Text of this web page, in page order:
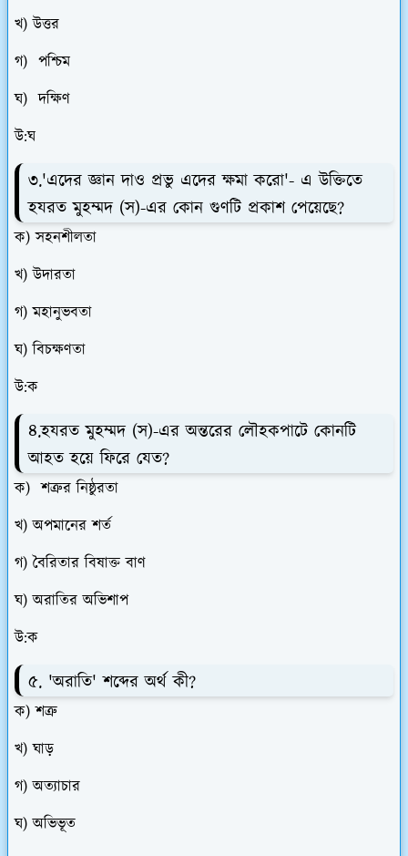
খ) উত্তর
গ) পশ্চিম
ঘ) দক্ষিণ
উ:ঘ
৩.'এদের জ্ঞান দাও প্রভু এদের ক্ষমা করো'- এ উক্তিতে
হযরত মুহম্মদ (স)-এর কোন গুণটি প্রকাশ পেয়েছে?
ক) সহনশীলতা
খ) উদারতা
গ) মহানুভবতা
ঘ) বিচক্ষণতা
উ:ক
৪.হযরত মুহম্মদ (স)-এর অন্তরের লৌহকপাটে কোনটি
আহত হয়ে ফিরে যেত?
ক) শত্রুর নিষ্ঠুরতা
খ) অপমানের শর্ত
গ) বৈরিতার বিষাক্ত বাণ
ঘ) অরাতির অভিশাপ
উ:ক
৫. 'অরাতি' শব্দের অর্থ কী?
ক) শত্ৰু
খ) ঘাড়
গ) অত্যাচার
ঘ) অভিভূত